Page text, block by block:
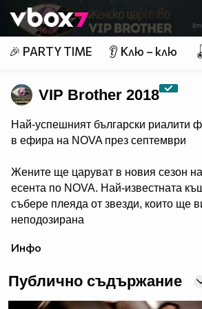
👾
🎉 PARTY TIME 👂 Клю – клю
VIP Brother 2018
Най-успешният български риалити
в ефира на NOVA през септември
Жените ще царуват в новия сезон
есента по NOVA. Най-известната
събере плеяда от звезди, които ще
неподозирана
телевизията в България, се
цялата власт, но и цялата
дамите.
Инфо
Публично съдържание